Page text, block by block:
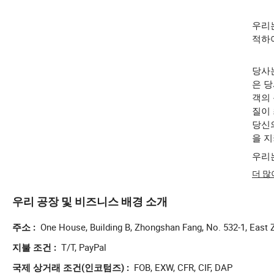
우리
적하
당사
은
객의
질이
당신
을
우리
더 많
우리 공장 및 비즈니스 배경 소개
주소 One House, Building B, Zhongshan Fang, No. 532-1,
지불 조건 T/T, PayPal
국제 상거래 조건(인코텀즈) FOB, EXW, CFR, CIF, DAP